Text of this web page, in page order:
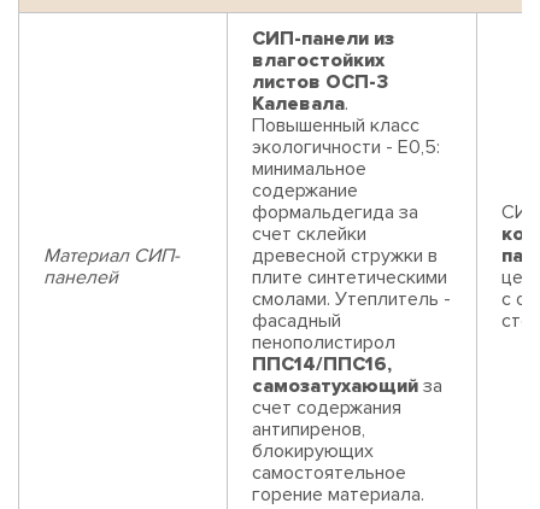
Материал СИП-
панелей
СИП-панели из
влагостойких
листов ОСП-3
Калевала.
Повышенный класс
экологичности - Е0,5:
минимальное
содержание
формальдегида за
счет склейки
древесной стружки в
плите синтетическими
смолами. Утеплитель -
фасадный
пенополистирол
ППС14/ППС16,
самозатухающий за
счет содержания
антипиренов,
блокирующих
самостоятельное
горение материала.
с